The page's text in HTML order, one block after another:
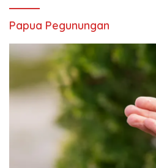
Papua Pegunungan